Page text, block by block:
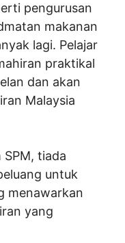
pengurusan
makanan
lagi. Pelajar
praktikal
dan akan
Malaysia
SPM, tiada
untuk
menawarkan
yang